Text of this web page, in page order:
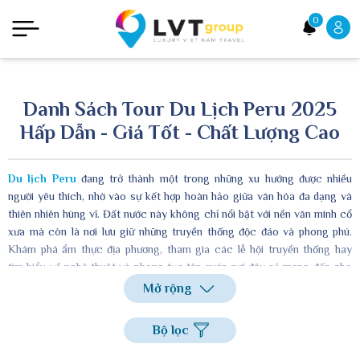
0
Danh Sách Tour Du Lịch Peru 2025
Hấp Dẫn - Giá Tốt - Chất Lượng Cao
Du lịch Peru đang trở thành một trong những xu hướng được nhiều
người yêu thích, nhờ vào sự kết hợp hoàn hảo giữa văn hóa đa dạng và
thiên nhiên hùng vĩ. Đất nước này không chỉ nổi bật với nền văn minh cổ
xưa mà còn là nơi lưu giữ những truyền thống độc đáo và phong phú.
Khám phá ẩm thực địa phương, tham gia các lễ hội truyền thống hay
tìm hiểu về nghệ thuật và phong tục tập quán nơi đây sẽ mang đến cho
bạn những trải nghiệm thú vị. Trong bài viết này, hãy cùng LVT Group
tìm hiểu những điều cần biết để có một chuyến du lịch Peru thật trọn
Mở rộng
Bộ lọc